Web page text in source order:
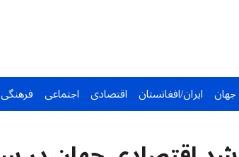
جهان ایران/افغانستان اقتصادی اجتماعی فرهنگی